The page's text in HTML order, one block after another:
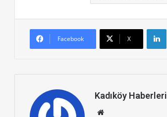
Facebook X
Kadıköy Haberleri